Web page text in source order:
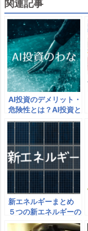
関連記事
AI投資のデメリット・
危険性とは？AI投資と
システムトレードの類
似点
新エネルギーまとめ
５つの新エネルギーの
メリット・デメリット